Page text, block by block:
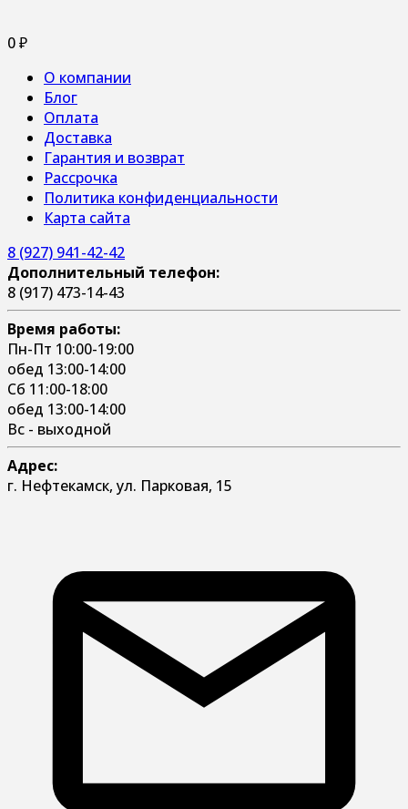
0₽
О компании
Блог
Оплата
Доставка
Гарантия и возврат
Рассрочка
Политика конфиденциальности
Карта сайта
8 (927) 941-42-42
Дополнительный телефон:
8 (917) 473-14-43
Время работы:
Пн-Пт 10:00-19:00
обед 13:00-14:00
Сб 11:00-18:00
обед 13:00-14:00
Вс - выходной
Адрес:
г. Нефтекамск, ул. Парковая, 15